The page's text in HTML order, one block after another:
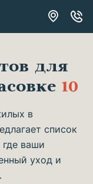
для
10
в
список
ваши
уход и